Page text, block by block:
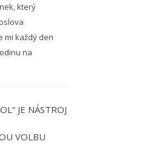
který
mi každý den
na
JE NÁSTROJ
VOLBU